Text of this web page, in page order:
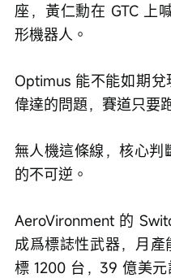
座，黃仁勳在 GTC 上
形機器人。
Optimus 能不能如期
偉達的問題，賽道只要
無人機這條線，核心判
的不可逆。
AeroVironment 的
成爲標誌性武器，月
標 1200 台，39 億美